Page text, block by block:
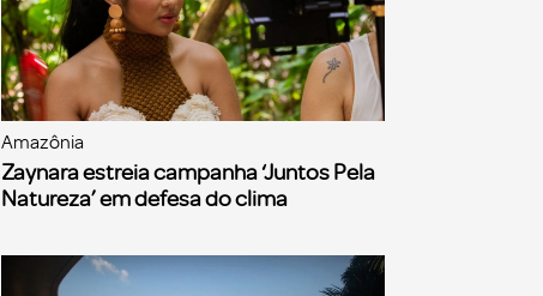
Amazônia
Zaynara estreia campanha ‘Juntos Pela
Natureza’ em defesa do clima